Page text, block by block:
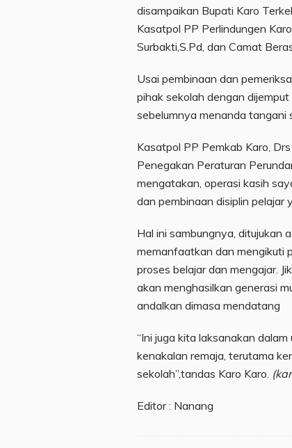
disampaikan Bupati Karo
Kasatpol PP Perlindungen
Surbakti,S.Pd, dan Camat
Usai pembinaan dan
pihak sekolah dengan
sebelumnya menanda tangani
Kasatpol PP Pemkab Karo,
Penegakan Peraturan
mengatakan, operasi kasih
dan pembinaan disiplin pelajar
Hal ini sambungnya, ditujukan
memanfaatkan dan mengikuti
proses belajar dan mengajar.
akan menghasilkan generasi
andalkan dimasa mendatang
“Ini juga kita laksanakan
kenakalan remaja, terutama
sekolah”,tandas Karo Karo.
Editor : Nanang